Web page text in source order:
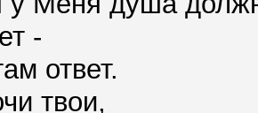
-
ответ.
твои,